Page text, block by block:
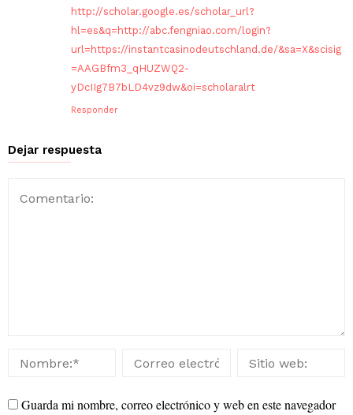
http://scholar.google.es/scholar_url?
hl=es&q=http://abc.fengniao.com/login?
url=https://instantcasinodeutschland.de/&sa=X&scisig
=AAGBfm3_qHUZWQ2-
yDcIIg7B7bLD4vz9dw&oi=scholaralrt
Responder
Dejar respuesta
Guarda mi nombre, correo electrónico y web en este navegador